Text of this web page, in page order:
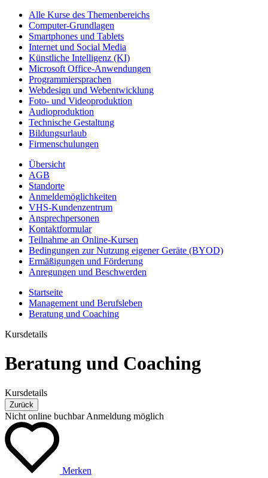
Alle Kurse des Themenbereichs
Computer-Grundlagen
Smartphones und Tablets
Internet und Social Media
Künstliche Intelligenz (KI)
Microsoft Office-Anwendungen
Programmiersprachen
Webdesign und Webentwicklung
Foto- und Videoproduktion
Audioproduktion
Technische Gestaltung
Bildungsurlaub
Firmenschulungen
Übersicht
AGB
Standorte
Anmeldemöglichkeiten
VHS-Kundenzentrum
Ansprechpersonen
Kontaktformular
Teilnahme an Online-Kursen
Bedingungen zur Nutzung eigener Geräte (BYOD)
Ermäßigungen und Förderung
Anregungen und Beschwerden
Startseite
Management und Berufsleben
Beratung und Coaching
Kursdetails
Beratung und Coaching
Kursdetails
Zurück
Nicht online buchbar Anmeldung möglich
Merken